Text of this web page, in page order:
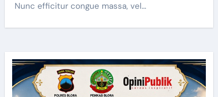
Nunc efficitur congue massa, vel…